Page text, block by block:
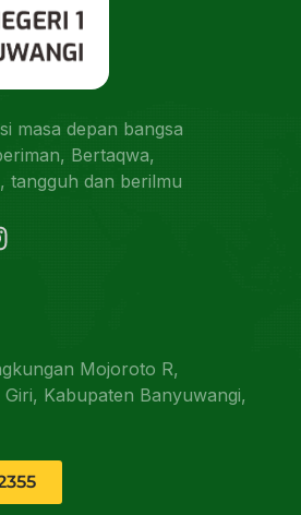
masa depan bangsa
Bertaqwa,
tangguh dan berilmu
Mojoroto R,
Kabupaten Banyuwangi,